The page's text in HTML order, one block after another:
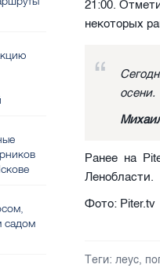
21:00.
некоторых
осени.
Ранее на
Ленобласти.
Фото: Piter.tv
Теги: леус,
садом